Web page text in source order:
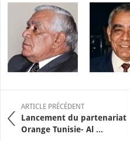
ARTICLE PRÉCÉDENT
Lancement du partenariat
Orange Tunisie- Al ...